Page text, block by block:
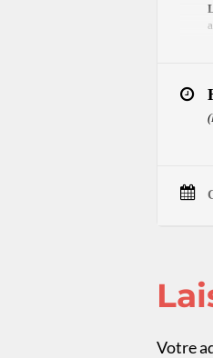
Votre